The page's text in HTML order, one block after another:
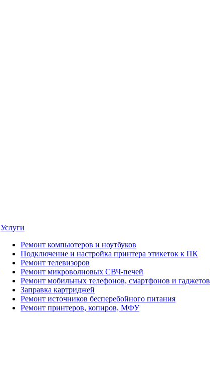
Услуги
Ремонт компьютеров и ноутбуков
Подключение и настройка принтера этикеток к ПК
Ремонт телевизоров
Ремонт микроволновых СВЧ-печей
Ремонт мобильных телефонов, смартфонов и гаджетов
Заправка картриджей
Ремонт источников бесперебойного питания
Ремонт принтеров, копиров, МФУ